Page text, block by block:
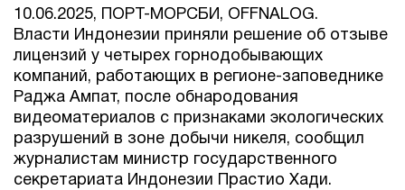
10.06.2025, ПОРТ-МОРСБИ, OFFNALOG.
Власти Индонезии приняли решение об отзыве
лицензий у четырех горнодобывающих
компаний, работающих в регионе-заповеднике
Раджа Ампат, после обнародования
видеоматериалов с признаками экологических
разрушений в зоне добычи никеля, сообщил
журналистам министр государственного
секретариата Индонезии Прастио Хади.